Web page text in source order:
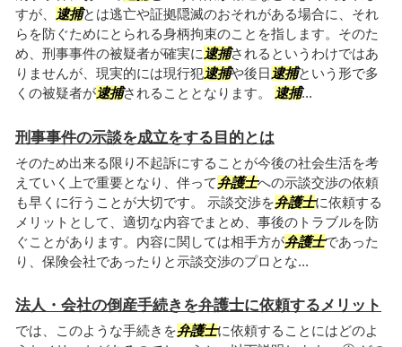
すが、
逮捕とは逃亡や証拠隠滅のおそれがある場合に、それ
らを防ぐためにとられる身柄拘束のことを指します。そのた
め、刑事事件の被疑者が確実に 逮捕されるというわけではあ
りませんが、現実的には現行犯逮捕や後日 逮捕という形で多
くの被疑者が逮捕されることとなります。 逮捕...
刑事事件の示談を成立をする目的とは
そのため出来る限り不起訴にすることが今後の社会生活を考
えていく上で重要となり、伴って弁護士への示談交渉の依頼
も早くに行うことが大切です。 示談交渉を弁護士に依頼する
メリットとして、適切な内容でまとめ、事後のトラブルを防
ぐことがあります。内容に関しては相手方が弁護士であった
り、保険会社であったりと示談交渉のプロとな...
法人・会社の倒産手続きを弁護士に依頼するメリット
では、このような手続きを弁護士に依頼することにはどのよ